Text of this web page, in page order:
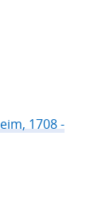
1708 -